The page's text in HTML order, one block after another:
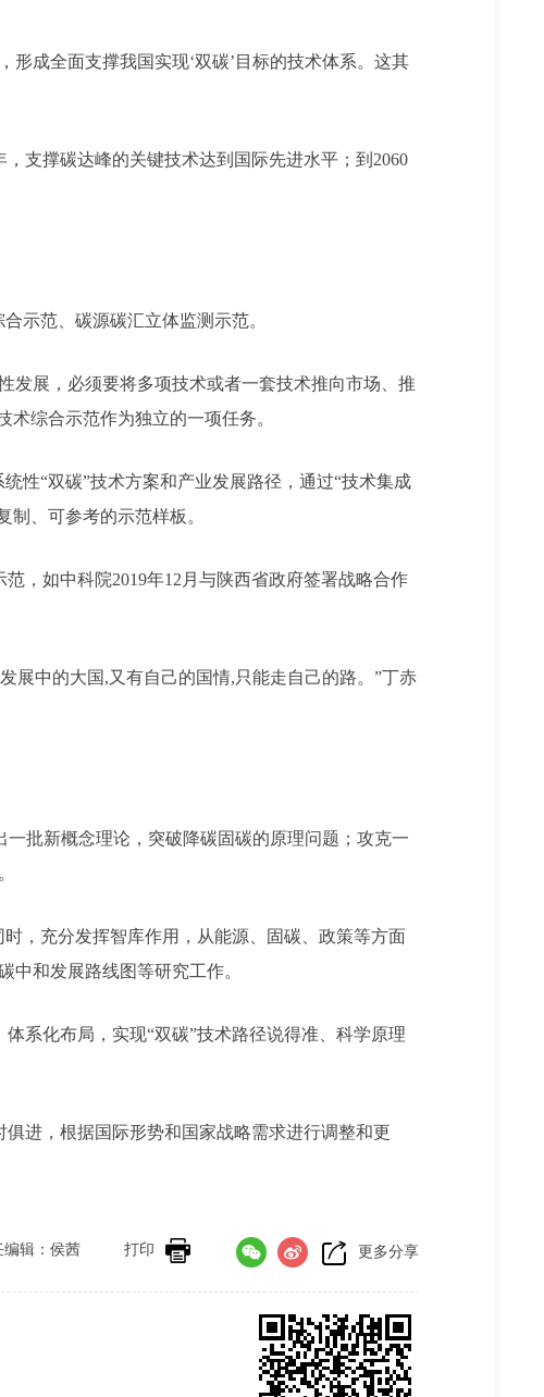
成全面支撑我国实现‘双碳’目标的技术体系。这其
支撑碳达峰的关键技术达到国际先进水平；到2060
示范、碳源碳汇立体监测示范。
展，必须要将多项技术或者一套技术推向市场、推
综合示范作为独立的一项任务。
“双碳”技术方案和产业发展路径，通过“技术集成
、可参考的示范样板。
，如中科院2019年12月与陕西省政府签署战略合作
中的大国,又有自己的国情,只能走自己的路。”丁赤
批新概念理论，突破降碳固碳的原理问题；攻克一
，充分发挥智库作用，从能源、固碳、政策等方面
中和发展路线图等研究工作。
系化布局，实现“双碳”技术路径说得准、科学原理
进，根据国际形势和国家战略需求进行调整和更
更多分享
打印
编辑：侯茜